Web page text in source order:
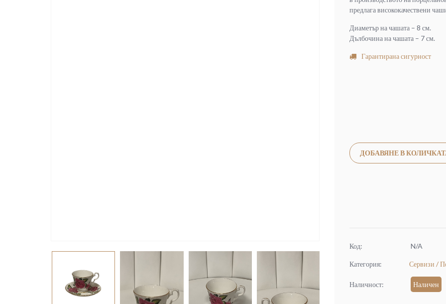
предлага висококачествени
Диаметър на чашата – 8 см.
Дълбочина на чашата – 7 см.
Гарантирана сигурност
ДОБАВЯНЕ В
Код: N/A
Категория: Сервизи /
Наличност: Наличен